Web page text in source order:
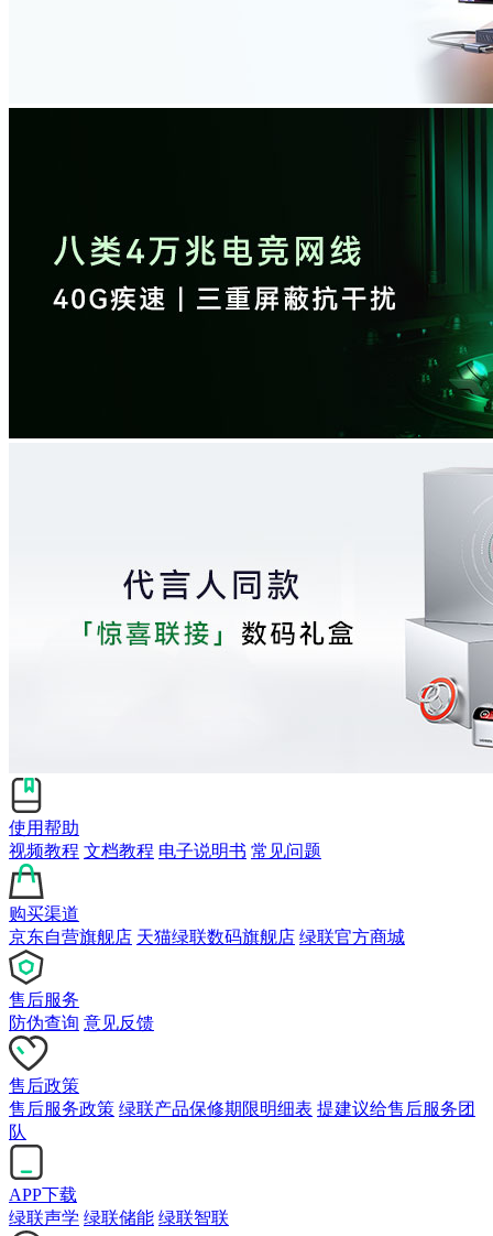
使用帮助
视频教程 文档教程 电子说明书 常见问题
购买渠道
京东自营旗舰店 天猫绿联数码旗舰店 绿联官方商城
售后服务
防伪查询 意见反馈
售后政策
售后服务政策 绿联产品保修期限明细表 提建议给售后服务团
队
APP下载
绿联声学 绿联储能 绿联智联